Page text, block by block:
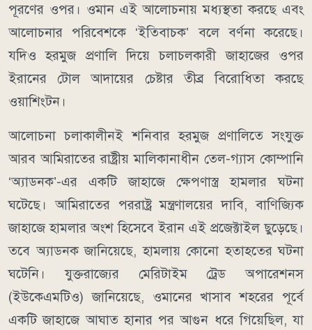
পূরণের ওপর। ওমান এই আলোচনায় মধ্যস্থতা করছে এবং
আলোচনার পরিবেশকে ‘ইতিবাচক’ বলে বর্ণনা করেছে।
যদিও হরমুজ প্রণালি দিয়ে চলাচলকারী জাহাজের ওপর
ইরানের টোল আদায়ের চেষ্টার তীব্র বিরোধিতা করছে
ওয়াশিংটন।
আলোচনা চলাকালীনই শনিবার হরমুজ প্রণালিতে সংযুক্ত
আরব আমিরাতের রাষ্ট্রীয় মালিকানাধীন তেল-গ্যাস কোম্পানি
‘অ্যাডনক’-এর একটি জাহাজে ক্ষেপণাস্ত্র হামলার ঘটনা
ঘটেছে। আমিরাতের পররাষ্ট্র মন্ত্রণালয়ের দাবি, বাণিজ্যিক
জাহাজে হামলার অংশ হিসেবে ইরান এই প্রজেক্টাইল ছুড়েছে।
তবে অ্যাডনক জানিয়েছে, হামলায় কোনো হতাহতের ঘটনা
ঘটেনি। যুক্তরাজ্যের মেরিটাইম ট্রেড অপারেশনস
(ইউকেএমটিও) জানিয়েছে, ওমানের খাসাব শহরের পূর্বে
একটি জাহাজে আঘাত হানার পর আগুন ধরে গিয়েছিল, যা